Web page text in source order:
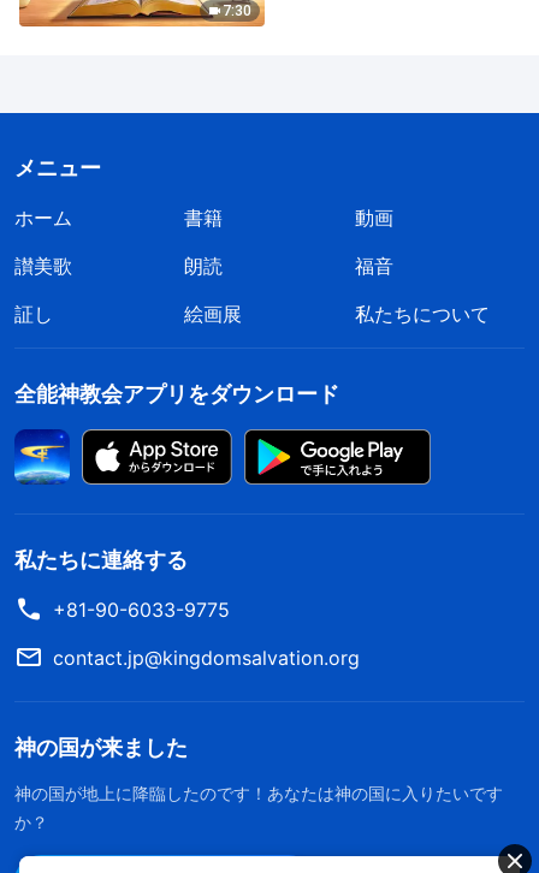
7:30
メニュー
ホーム 書籍
動画
讃美歌
朗読
福音
証し
絵画展 私たちについて
全能神教会アプリをダウンロード
私たちに連絡する
+81-90-6033-9775
contact.jp@kingdomsalvation.org
神の国が来ました
神の国が地上に降臨したのです！あなたは神の国に入りたいです
か？